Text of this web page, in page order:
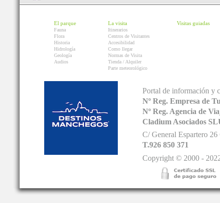
El parque
Fauna
Flora
Historia
Hidrología
Geología
Audios
La visita
Itinerarios
Centros de Visitantes
Accesibilidad
Como llegar
Normas de Visita
Tienda / Alquiler
Parte meteorológico
Visitas guiadas
Portal de información y
Nº Reg. Empresa de
Nº Reg. Agencia de
Cladium Asociados
C/ General Espartero
T.926 850 371
Copyright © 2000 -